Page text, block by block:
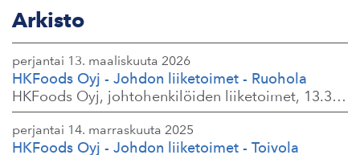
Arkisto
perjantai 13. maaliskuuta 2026
HKFoods Oyj - Johdon liiketoimet - Ruohola
HKFoods Oyj, johtohenkilöiden liiketoimet, 13.3.2026 klo 9.30
perjantai 14. marraskuuta 2025
HKFoods Oyj - Johdon liiketoimet - Toivola